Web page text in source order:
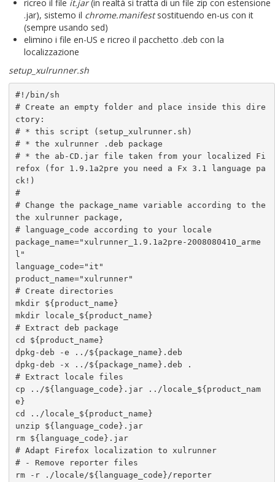
ricreo il file it.jar(in realtà si tratta di un file zip con estensione
.jar), sistemo il chrome.manifestsostituendo en-us con it
(sempre usando sed)
elimino i file en-US e ricreo il pacchetto .deb con la
localizzazione
setup_xulrunner.sh
#!/bin/sh
# Create an empty folder and place inside this dire
ctory:
# * this script (setup_xulrunner.sh)
# * the xulrunner .deb package
# * the ab-CD.jar file taken from your localized Fi
refox (for 1.9.1a2pre you need a Fx 3.1 language pa
ck!)
#
# Change the package_name variable according to the
the xulrunner package,
# language_code according to your locale
package_name="xulrunner_1.9.1a2pre-2008080410_arme
l"
language_code="it"
product_name="xulrunner"
# Create directories
mkdir ${product_name}
mkdir locale_${product_name}
# Extract deb package
cd ${product_name}
dpkg-deb -e ../${package_name}.deb
dpkg-deb -x ../${package_name}.deb .
# Extract locale files
cp ../${language_code}.jar ../locale_${product_nam
e}
cd ../locale_${product_name}
unzip ${language_code}.jar
rm ${language_code}.jar
# Adapt Firefox localization to xulrunner
# - Remove reporter files
rm -r ./locale/${language_code}/reporter